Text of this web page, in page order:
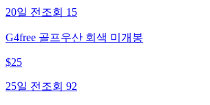
20일 전 조회 15
G4free 골프우산 회색 미개봉
$25
25일 전 조회 92